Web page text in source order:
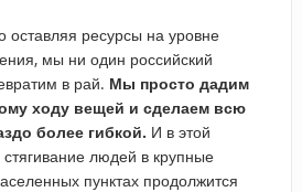
оставляя ресурсы на уровне
мы ни один российский
в рай. Мы просто дадим
ходу вещей и сделаем всю
более гибкой. И в этой
людей в крупные
пунктах продолжится